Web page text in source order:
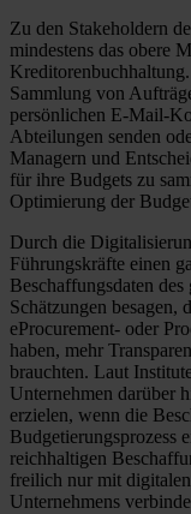
Zu den Stakeholdern
mindestens das obere
Sammlung von
persönlichen E-Mail-
Abteilungen senden
Managern und
für ihre Budgets zu
Optimierung der
Durch die
Führungskräfte einen
Beschaffungsdaten
Schätzungen besagen,
eProcurement- oder
haben, mehr
brauchten. Laut
Unternehmen darüber
erzielen, wenn die
Budgetierungsprozess
reichhaltigen
freilich nur mit
Unternehmens